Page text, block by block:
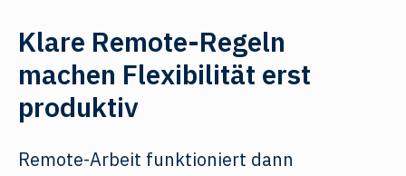
Klare Remote-Regeln
machen Flexibilität erst
produktiv
Remote-Arbeit funktioniert dann